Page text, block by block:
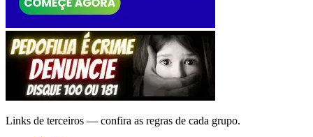
Links de terceiros — confira as regras de cada grupo.